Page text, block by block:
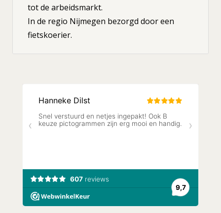
tot de arbeidsmarkt.
In de regio Nijmegen bezorgd door een
fietskoerier.